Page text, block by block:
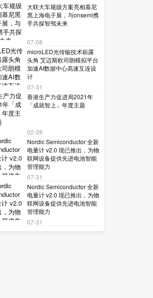
让机器人读懂复杂世界？
大联大车规级方案亮相慕尼
黑上海电子展，与onsemi携
手共探智驾未来
07-08
microLED光传输技术崭露
头角 艾迈斯欧司朗模拟平台
加速AI数据中心高速互连设
计
07-31
香港生产力促进局2021年
「成就智上」年度主题
02-28
Nordic Semiconductor 全新
电量计 v2.0 现已推出，为物
联网设备提供先进电池智能
管理能力
07-31
Nordic Semiconductor 全新
电量计 v2.0 现已推出，为物
联网设备提供先进电池智能
管理能力
07-31